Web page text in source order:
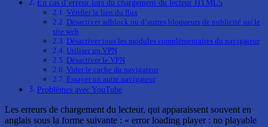
En cas d’erreur lors du chargement du lecteur HTML5
Vérifier le lien du flux
Désactiver adblock ou d’autres bloqueurs de publicité sur le
site web
Désactiver tous les modules complémentaires du navigateur
Utiliser un VPN
Désactiver le VPN
Vider le cache du navigateur
Essayer un autre navigateur
Problèmes avec YouTube
Les erreurs de chargement du lecteur, qui apparaissent souvent en
anglais sous la forme suivante : « error loading player : no playable